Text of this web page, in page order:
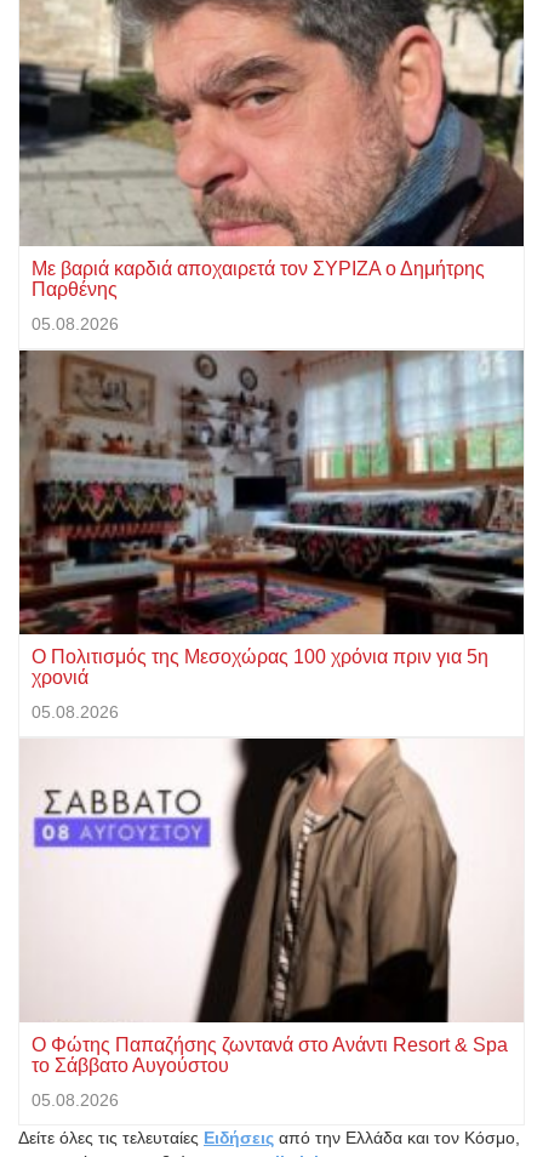
Με βαριά καρδιά αποχαιρετά τον ΣΥΡΙΖΑ ο Δημήτρης
Παρθένης
05.08.2026
Ο Πολιτισμός της Μεσοχώρας 100 χρόνια πριν για 5η
χρονιά
05.08.2026
Ο Φώτης Παπαζήσης ζωντανά στο Ανάντι Resort & Spa
το Σάββατο Αυγούστου
05.08.2026
Δείτε όλες τις τελευταίες Ειδήσεις από την Ελλάδα και τον Κόσμο,